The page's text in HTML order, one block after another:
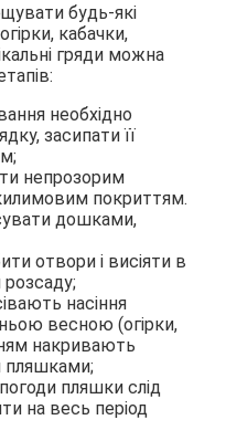
будь-які
кабачки,
гряди можна
необхідно
засипати її
непрозорим
покриттям.
дошками,
отвори і висіяти в
розсаду;
насіння
весною (огірки,
накривають
пляшками;
пляшки слід
на весь період